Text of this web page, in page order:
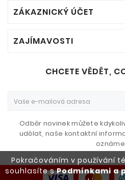
Pokračováním v používání
souhlasíte sPodmínkami a
ZÁKAZNICKÝ ÚČET
ZAJÍMAVOSTI
CHCETE VĚDĚT,
Odběr novinek můžete
udělat, naše kontaktní